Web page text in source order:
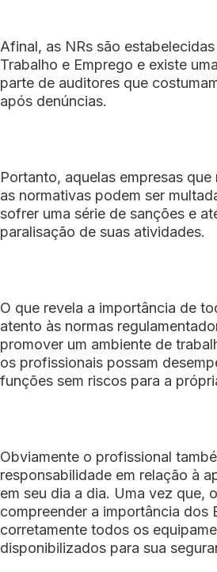
Afinal, as NRs são
Trabalho e Emprego e existe
parte de auditores que
após denúncias.
Portanto, aquelas empresas
as normativas podem ser
sofrer uma série de sanções e
paralisação de suas atividades.
O que revela a importância de
atento às normas
promover um ambiente de
os profissionais possam
funções sem riscos para a
Obviamente o profissional
responsabilidade em relação à
em seu dia a dia. Uma vez que,
compreender a importância dos
corretamente todos os
disponibilizados para sua